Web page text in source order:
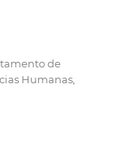
de
Humanas,